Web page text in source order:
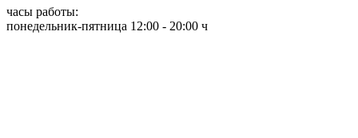
часы работы:
понедельник-пятница 12:00 - 20:00 ч